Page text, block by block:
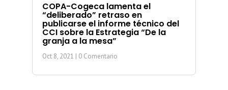
COPA-Cogeca lamenta el
“deliberado” retraso en
publicarse el informe técnico del
CCI sobre la Estrategia “De la
granja a la mesa”
Oct 8, 2021 | 0 Comentario